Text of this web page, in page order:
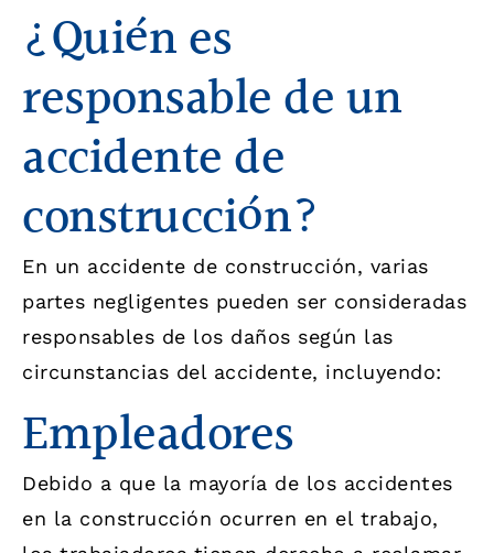
¿Quién es
responsable de un
accidente de
construcción?
En un accidente de construcción, varias
partes negligentes pueden ser consideradas
responsables de los daños según las
circunstancias del accidente, incluyendo:
Empleadores
Debido a que la mayoría de los accidentes
en la construcción ocurren en el trabajo,